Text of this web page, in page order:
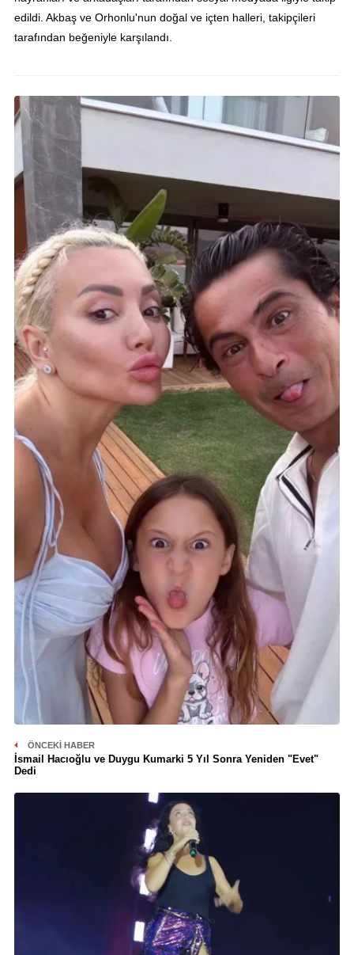
edildi. Akbaş ve Orhonlu'nun doğal ve içten halleri, takipçileri
tarafından beğeniyle karşılandı.
ÖNCEKI HABER
İsmail Hacıoğlu ve Duygu Kumarki 5 Yıl Sonra Yeniden "Evet"
Dedi